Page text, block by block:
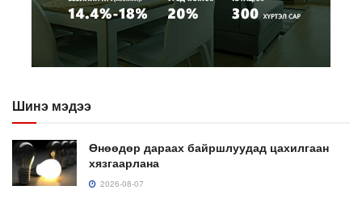
Шинэ мэдээ
Өнөөдөр дараах байршлуудад цахилгаан
хязгаарлана
2026-08-07